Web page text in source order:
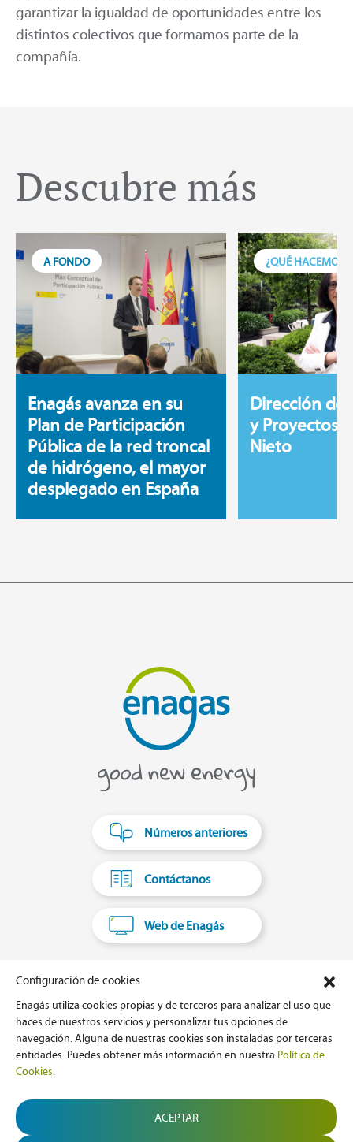
Configuración de cookies
Enagás utiliza cookies propias y de terceros para analizar el uso que
haces de nuestros servicios y personalizar tus opciones de
navegación. Alguna de nuestras cookies son instaladas por terceras
entidades. Puedes obtener más información en nuestra Política de
Cookies.
ACEPTAR
garantizar la igualdad de oportunidades entre los
distintos colectivos que formamos parte de la
compañía.
Descubre más
A FONDO
Enagás avanza en su
Plan de Participación
Pública de la red troncal
de hidrógeno, el mayor
desplegado en España
¿QUÉ HACEMOS
Dirección de
y Proyectos,
Nieto
Números anteriores
Contáctanos
Web de Enagás
La imagen de portada y otras imágenes de esta edición de
Azul y Verde han sido generadas con IA.
Aviso Legal
Política de privacidad